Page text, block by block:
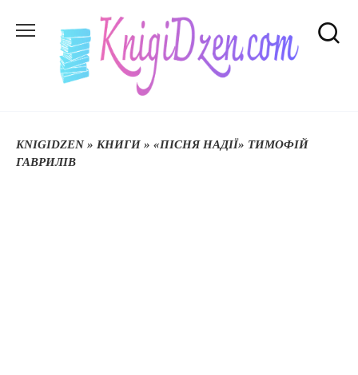
до
KNIGIDZEN» КНИГИ » «ПІСНЯ НАДІЇ» ТИМОФІЙ
ГАВРИЛІВ